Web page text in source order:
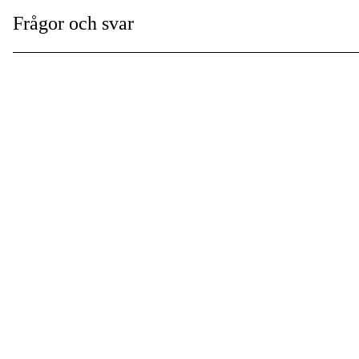
Drivlänksbredd
Frågor och svar